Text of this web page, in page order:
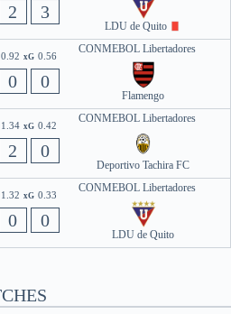
2 3
LDU de Quito
CONMEBOL Libertadores
0.92 xG 0.56
0 0
Flamengo
CONMEBOL Libertadores
1.34 xG 0.42
2 0
Deportivo Tachira FC
CONMEBOL Libertadores
1.32 xG 0.33
0 0
LDU de Quito